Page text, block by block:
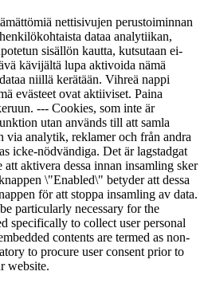
nettisivujen perustoiminnan
dataa analytiikan,
sisällön kautta, kutsutaan ei-
kävijältä lupa aktivoida nämä
niillä kerätään. Vihreä nappi
evästeet ovat aktiiviset. Paina
--- Cookies, som inte är
utan används till att samla
via analytik, reklamer och från andra
icke-nödvändiga. Det är lagstadgat
att aktivera dessa innan insamling sker
\"Enabled\" betyder att dessa
för att stoppa insamling av data.
particularly necessary for the
specifically to collect user personal
contents are termed as non-
to procure user consent prior to
website.